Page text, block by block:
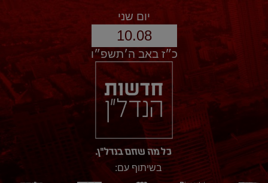
יום שני
10.08
כ״ז באב ה׳תשפ״ו
בשיתוף עם: